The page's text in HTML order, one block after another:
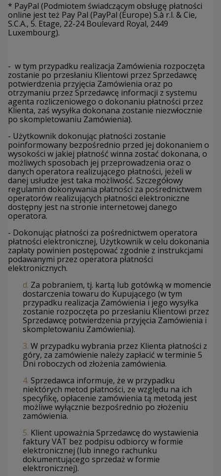
* PayPal (Podmiotem świadczącym obsługę płatności
online jest też Pay Pal (PayPal (Europe) S.à r.l. & Cie,
S.C.A., 5. Etage, 22-24 Boulevard Royal, 2449
Luxembourg).
- w tym przypadku realizacja Zamówienia rozpoczęta
zostanie po przesłaniu Klientowi przez Sprzedawcę
potwierdzenia przyjęcia Zamówienia oraz po
otrzymaniu przez Sprzedawcę informacji z systemu
agenta rozliczeniowego o dokonaniu płatności przez
Klienta, zaś wysyłka dokonana zostanie niezwłocznie
po skompletowaniu Zamówienia).
- Użytkownik dokonując płatności zostanie
poinformowany bezpośrednio przed jej dokonaniem o
wysokości w jakiej płatność winna zostać dokonana, o
możliwych sposobach jej przeprowadzenia oraz o
danych operatora realizującego płatności, jeżeli w
danej usłudze jest taka możliwość. Szczegółowy
regulamin dokonywania płatności za pośrednictwem
operatorów realizujących płatności elektroniczne
dostępny jest na stronie internetowej danego
operatora.
- Dokonując płatności za pośrednictwem operatora
płatności elektronicznej, Użytkownik w celu dokonania
zapłaty powinien postępować zgodnie z instrukcjami
podawanymi przez operatora płatności
elektronicznych.
d. Za pobraniem, tj. kartą lub gotówką w momencie
dostarczenia towaru do Kupującego (w tym
przypadku realizacja Zamówienia i jego wysyłka
zostanie rozpoczęta po przesłaniu Klientowi przez
Sprzedawcę potwierdzenia przyjęcia Zamówienia i
skompletowaniu Zamówienia).
3. W przypadku wybrania przez Klienta płatności z
góry, za zamówienie należy zapłacić w terminie 5
Dni roboczych od złożenia zamówienia.
4. Sprzedawca informuje, że w przypadku
niektórych metod płatności, ze względu na ich
specyfikę, opłacenie zamówienia tą metodą jest
możliwe wyłącznie bezpośrednio po złożeniu
zamówienia.
5. Klient upoważnia Sprzedawcę do wystawienia
faktury VAT bez podpisu odbiorcy w formie
elektronicznej (lub innego rachunku
dokumentującego sprzedaż w formie
elektronicznej).